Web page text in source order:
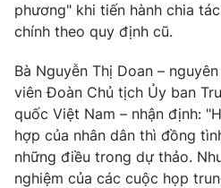
Video
VTV Money
VTV Sức khoẻ
Thị trường 24h
phương" khi tiến hành chia
chính theo quy định cũ.
Bà Nguyễn Thị Doan –
viên Đoàn Chủ tịch Ủy ban
quốc Việt Nam – nhận định:
hợp của nhân dân thì đồng
những điều trong dự thảo.
nghiệm của các cuộc họp